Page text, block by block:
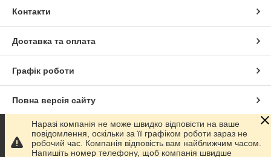
Передбачалося, що такого типу флакони не будуть
продажу, але згодом інтернет-магазини ввели тренд на
реалізацію цього продукту, як окремого товару. Звичайно, цю
моду швидко перейняли і підхопили бутики по всьому світі.
Якщо раніше унікальний парфум отримували тільки в якості
подарунку за участь в маркетингових заходах, сьогодні ми
вже пропонуємо купити опт, зібраний цілком з тестерів.
Чому tester коштують дешевше
Контакти
Доставка та оплата
Графік роботи
Повна версія сайту
Сайт створено на маркетплейсіProm.ua
Наразі компанія не може швидко відповісти на ваше
повідомлення, оскільки за її графіком роботи зараз не
робочий час. Компанія відповість вам найближчим часом.
Напишіть номер телефону, щоб компанія швидше